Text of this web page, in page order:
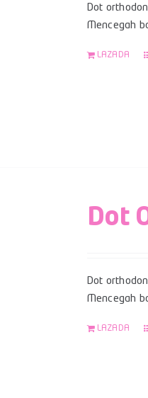
Dot
Mencegah
LAZADA
Dot
Dot
Mencegah
LAZADA